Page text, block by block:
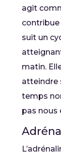
agit
contribue
suit un
matin.
atteindre
temps
pas nous